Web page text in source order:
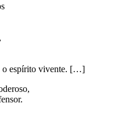
o espírito vivente. […]